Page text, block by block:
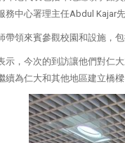
務中心署理主任Abdul Kajar先
帶領來賓參觀校園和設施，
示，今次的到訪讓他們對仁
續為仁大和其他地區建立橋